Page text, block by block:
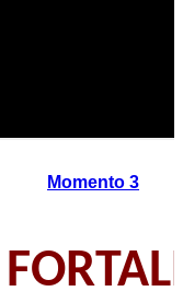
Momento 3